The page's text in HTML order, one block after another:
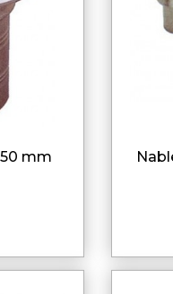
RAPIDE
50 mm
nable eau laiton chromé